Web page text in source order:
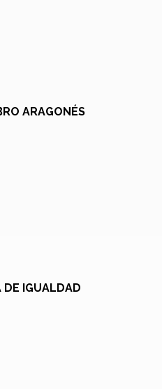
ARAGONÉS
DE IGUALDAD